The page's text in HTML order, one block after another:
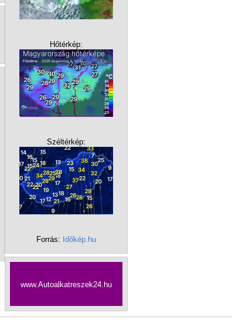
Hőtérkép:
Széltérkép:
Forrás: Időkép.hu
www.Autoalkatreszek24.hu